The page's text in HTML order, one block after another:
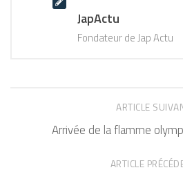
JapActu
Fondateur de Jap Actu
ARTICLE
Arrivée de la flamme
ARTICLE